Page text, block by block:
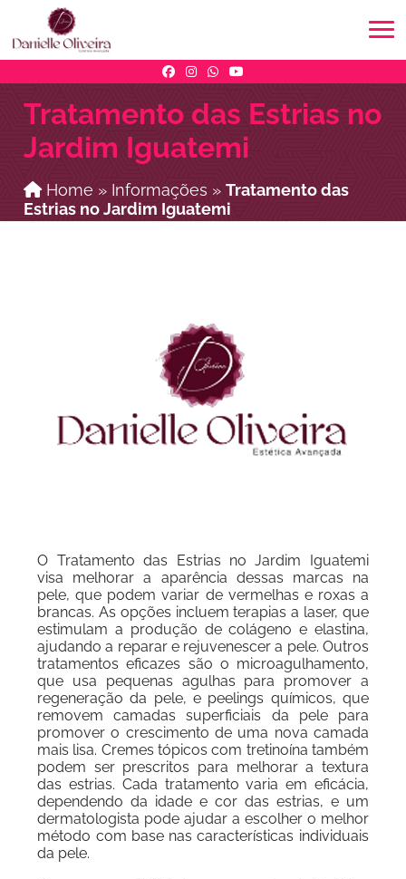
Tratamento das Estrias no
Jardim Iguatemi
Home » Informações »Tratamento das
Estrias no Jardim Iguatemi
O Tratamento das Estrias no Jardim Iguatemi
visa melhorar a aparência dessas marcas na
pele, que podem variar de vermelhas e roxas a
brancas. As opções incluem terapias a laser, que
estimulam a produção de colágeno e elastina,
ajudando a reparar e rejuvenescer a pele. Outros
tratamentos eficazes são o microagulhamento,
que usa pequenas agulhas para promover a
regeneração da pele, e peelings químicos, que
removem camadas superficiais da pele para
promover o crescimento de uma nova camada
mais lisa. Cremes tópicos com tretinoína também
podem ser prescritos para melhorar a textura
das estrias. Cada tratamento varia em eficácia,
dependendo da idade e cor das estrias, e um
dermatologista pode ajudar a escolher o melhor
método com base nas características individuais
da pele.